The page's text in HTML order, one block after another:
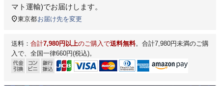
マト運輸)でお届けします。
東京都お届け先を変更
送料： 合計7,980円以上のご購入で送料無料。合計7,980円未満のご購
入で、全国一律660円(税込)。